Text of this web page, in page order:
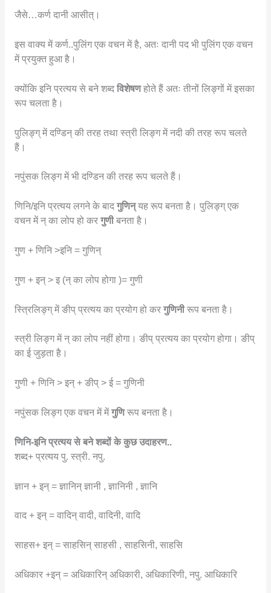
जैसे…कर्ण दानी आसीत्।
इस वाक्य में कर्ण..पुलिंग एक वचन में है, अतः दानी पद भी पुलिंग एक वचन
में प्रयुक्त हुआ है।
क्योंकि इनि प्रत्यय से बने शब्द विशेषणहोते हैं अतः तीनों लिङ्गों में इसका
रूप चलता है।
पुलिङ्ग् में दण्डिन् की तरह तथा स्त्री लिङ्ग में नदी की तरह रूप चलते
हैं।
नपुंसक लिङ्ग में भी दण्डिन की तरह रूप चलते हैं।
णिनि/इनि प्रत्यय लगने के बाद गुणिन्यह रूप बनता है। पुलिङ्ग् एक
वचन में न् का लोप हो कर गुणीबनता है।
गुण + णिनि >इनि = गुणिन्
गुण + इन् > इ (न् का लोप होगा )= गुणी
स्त्रिलिङ्ग् में ङीप् प्रत्यय का प्रयोग हो कर गुणिनीरूप बनता है।
स्त्री लिङ्ग में न् का लोप नहीं होगा। ङीप् प्रत्यय का प्रयोग होगा। ङीप्
का ई जुड़ता है।
गुणी + णिनि > इन् + ङीप् > ई = गुणिनी
नपुंसक लिङ्ग एक वचन में मेंगुणिरूप बनता है।
णिनि-इनि प्रत्यय से बने शब्दों के कुछ उदाहरण..
शब्द+ प्रत्यय पु. स्त्री. नपु.
ज्ञान + इन् = ज्ञानिन् ज्ञानी , ज्ञानिनी , ज्ञानि
वाद + इन् = वादिन् वादी, वादिनी, वादि
साहस+ इन् = साहसिन् साहसी , साहसिनी, साहसि
अधिकार +इन् = अधिकारिन् अधिकारी, अधिकारिणी, नपु. आधिकारि